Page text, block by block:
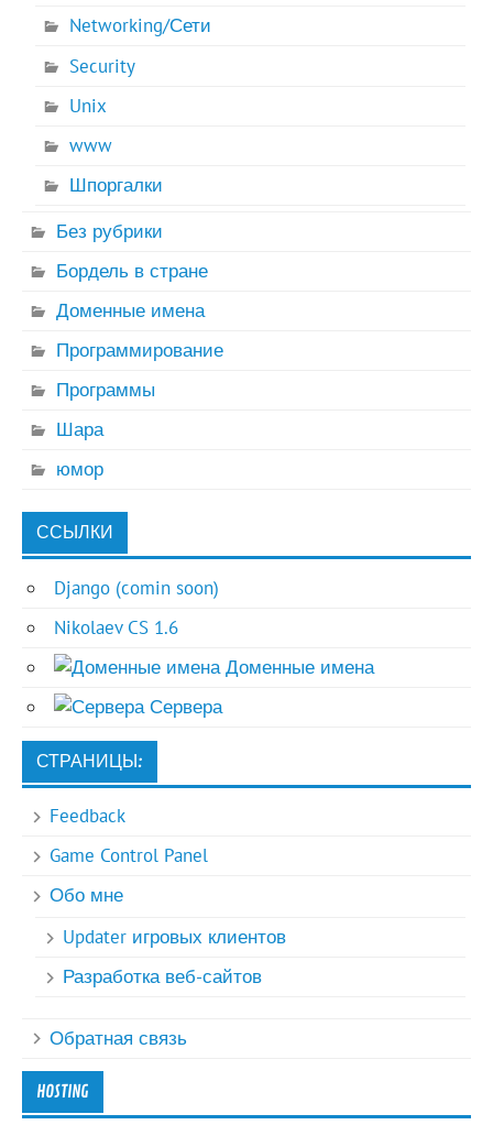
Networking/Сети
Security
Unix
www
Шпоргалки
Без рубрики
Бордель в стране
Доменные имена
Программирование
Программы
Шара
юмор
ССЫЛКИ
Django (comin soon)
Nikolaev CS 1.6
Доменные имена
Сервера
СТРАНИЦЫ:
Feedback
Game Control Panel
Обо мне
Updater игровых клиентов
Разработка веб-сайтов
Обратная связь
HOSTING